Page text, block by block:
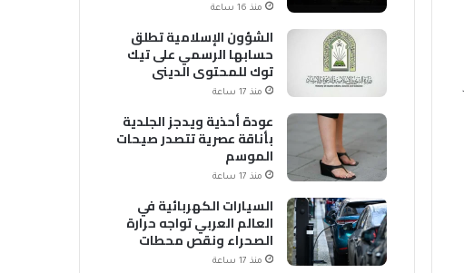
منذ 16 ساعة
الشؤون الإسلامية تطلق
حسابها الرسمي على تيك
توك للمحتوى الديني
منذ 17 ساعة
عودة أحذية ويدجز الجلدية
بأناقة عصرية تتصدر صيحات
الموسم
منذ 17 ساعة
السيارات الكهربائية في
العالم العربي تواجه حرارة
الصحراء ونقص محطات
الشحن
منذ 17 ساعة